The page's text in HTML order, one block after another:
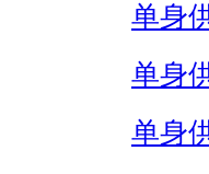
单身
单身
单身